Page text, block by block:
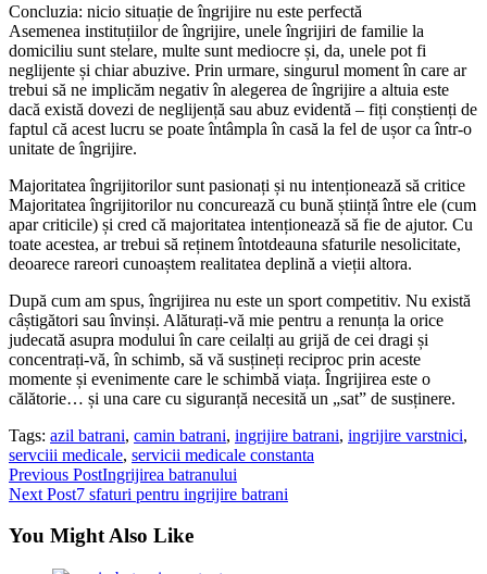
Concluzia: nicio situație de îngrijire nu este perfectă
Asemenea instituțiilor de îngrijire, unele îngrijiri de familie la
domiciliu sunt stelare, multe sunt mediocre și, da, unele pot fi
neglijente și chiar abuzive. Prin urmare, singurul moment în care ar
trebui să ne implicăm negativ în alegerea de îngrijire a altuia este
dacă există dovezi de neglijență sau abuz evidentă – fiți conștienți de
faptul că acest lucru se poate întâmpla în casă la fel de ușor ca într-o
unitate de îngrijire.
Majoritatea îngrijitorilor sunt pasionați și nu intenționează să critice
Majoritatea îngrijitorilor nu concurează cu bună știință între ele (cum
apar criticile) și cred că majoritatea intenționează să fie de ajutor. Cu
toate acestea, ar trebui să reținem întotdeauna sfaturile nesolicitate,
deoarece rareori cunoaștem realitatea deplină a vieții altora.
După cum am spus, îngrijirea nu este un sport competitiv. Nu există
câștigători sau învinși. Alăturați-vă mie pentru a renunța la orice
judecată asupra modului în care ceilalți au grijă de cei dragi și
concentrați-vă, în schimb, să vă susțineți reciproc prin aceste
momente și evenimente care le schimbă viața. Îngrijirea este o
călătorie… și una care cu siguranță necesită un „sat” de susținere.
Tags: azil batrani, camin batrani, ingrijire batrani, ingrijire varstnici,
servciii medicale, servicii medicale constanta
Read
more
articles
Previous PostIngrijirea batranului
Next Post7 sfaturi pentru ingrijire batrani
You Might Also Like